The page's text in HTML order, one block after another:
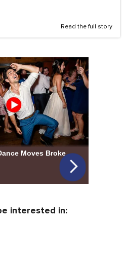
Read the full story
interested in: